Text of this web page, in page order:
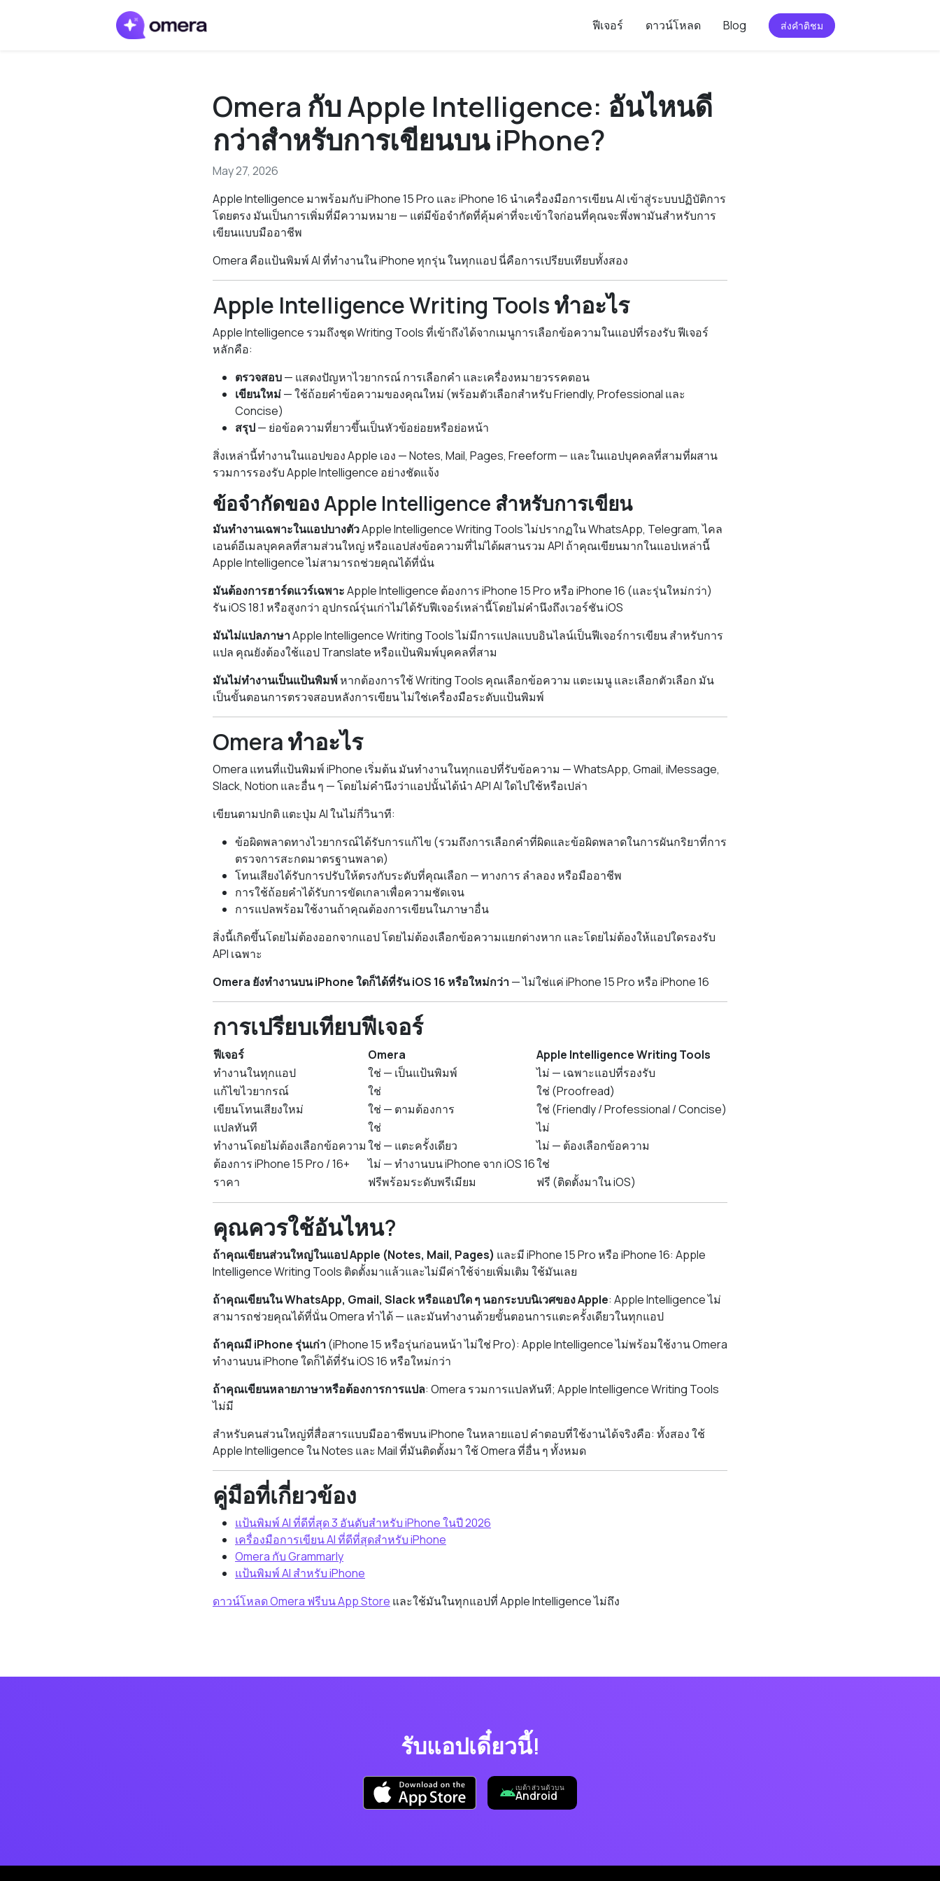
ฟีเจอร์ ดาวน์โหลด Blog ส่งคำติชม
Omera กับ Apple Intelligence: อันไหนดี
กว่าสำหรับการเขียนบน iPhone?
May 27, 2026
Apple Intelligence มาพร้อมกับ iPhone 15 Pro และ iPhone 16 นำเครื่องมือการเขียน AI เข้าสู่ระบบปฏิบัติการ
โดยตรง มันเป็นการเพิ่มที่มีความหมาย — แต่มีข้อจำกัดที่คุ้มค่าที่จะเข้าใจก่อนที่คุณจะพึ่งพามันสำหรับการ
เขียนแบบมืออาชีพ
Omera คือแป้นพิมพ์ AI ที่ทำงานใน iPhone ทุกรุ่น ในทุกแอป นี่คือการเปรียบเทียบทั้งสอง
Apple Intelligence Writing Tools ทำอะไร
Apple Intelligence รวมถึงชุด Writing Tools ที่เข้าถึงได้จากเมนูการเลือกข้อความในแอปที่รองรับ ฟีเจอร์
หลักคือ:
ตรวจสอบ— แสดงปัญหาไวยากรณ์ การเลือกคำ และเครื่องหมายวรรคตอน
เขียนใหม่— ใช้ถ้อยคำข้อความของคุณใหม่ (พร้อมตัวเลือกสำหรับ Friendly, Professional และ
Concise)
สรุป— ย่อข้อความที่ยาวขึ้นเป็นหัวข้อย่อยหรือย่อหน้า
สิ่งเหล่านี้ทำงานในแอปของ Apple เอง — Notes, Mail, Pages, Freeform — และในแอปบุคคลที่สามที่ผสาน
รวมการรองรับ Apple Intelligence อย่างชัดแจ้ง
ข้อจำกัดของ Apple Intelligence สำหรับการเขียน
มันทำงานเฉพาะในแอปบางตัวApple Intelligence Writing Tools ไม่ปรากฏใน WhatsApp, Telegram, ไคล
เอนต์อีเมลบุคคลที่สามส่วนใหญ่ หรือแอปส่งข้อความที่ไม่ได้ผสานรวม API ถ้าคุณเขียนมากในแอปเหล่านี้
Apple Intelligence ไม่สามารถช่วยคุณได้ที่นั่น
มันต้องการฮาร์ดแวร์เฉพาะApple Intelligence ต้องการ iPhone 15 Pro หรือ iPhone 16 (และรุ่นใหม่กว่า)
รัน iOS 18.1 หรือสูงกว่า อุปกรณ์รุ่นเก่าไม่ได้รับฟีเจอร์เหล่านี้โดยไม่คำนึงถึงเวอร์ชัน iOS
มันไม่แปลภาษาApple Intelligence Writing Tools ไม่มีการแปลแบบอินไลน์เป็นฟีเจอร์การเขียน สำหรับการ
แปล คุณยังต้องใช้แอป Translate หรือแป้นพิมพ์บุคคลที่สาม
มันไม่ทำงานเป็นแป้นพิมพ์หากต้องการใช้ Writing Tools คุณเลือกข้อความ แตะเมนู และเลือกตัวเลือก มัน
เป็นขั้นตอนการตรวจสอบหลังการเขียน ไม่ใช่เครื่องมือระดับแป้นพิมพ์
Omera ทำอะไร
Omera แทนที่แป้นพิมพ์ iPhone เริ่มต้น มันทำงานในทุกแอปที่รับข้อความ — WhatsApp, Gmail, iMessage,
Slack, Notion และอื่น ๆ — โดยไม่คำนึงว่าแอปนั้นได้นำ API AI ใดไปใช้หรือเปล่า
เขียนตามปกติ แตะปุ่ม AI ในไม่กี่วินาที:
ข้อผิดพลาดทางไวยากรณ์ได้รับการแก้ไข (รวมถึงการเลือกคำที่ผิดและข้อผิดพลาดในการผันกริยาที่การ
ตรวจการสะกดมาตรฐานพลาด)
โทนเสียงได้รับการปรับให้ตรงกับระดับที่คุณเลือก — ทางการ ลำลอง หรือมืออาชีพ
การใช้ถ้อยคำได้รับการขัดเกลาเพื่อความชัดเจน
การแปลพร้อมใช้งานถ้าคุณต้องการเขียนในภาษาอื่น
สิ่งนี้เกิดขึ้นโดยไม่ต้องออกจากแอป โดยไม่ต้องเลือกข้อความแยกต่างหาก และโดยไม่ต้องให้แอปใดรองรับ
API เฉพาะ
Omera ยังทำงานบน iPhone ใดก็ได้ที่รัน iOS 16 หรือใหม่กว่า— ไม่ใช่แค่ iPhone 15 Pro หรือ iPhone 16
การเปรียบเทียบฟีเจอร์
ฟีเจอร์ Omera
Apple Intelligence Writing Tools
ทำงานในทุกแอป
ใช่ — เป็นแป้นพิมพ์
ไม่ — เฉพาะแอปที่รองรับ
แก้ไขไวยากรณ์
ใช่
ใช่ (Proofread)
เขียนโทนเสียงใหม่
ใช่ — ตามต้องการ
ใช่ (Friendly / Professional / Concise)
แปลทันที
ใช่
ไม่
ทำงานโดยไม่ต้องเลือกข้อความใช่ — แตะครั้งเดียว
ไม่ — ต้องเลือกข้อความ
ต้องการ iPhone 15 Pro / 16+
ไม่ — ทำงานบน iPhone จาก iOS 16ใช่
ราคา
ฟรีพร้อมระดับพรีเมียม ฟรี (ติดตั้งมาใน iOS)
คุณควรใช้อันไหน?
ถ้าคุณเขียนส่วนใหญ่ในแอป Apple (Notes, Mail, Pages) และมี iPhone 15 Pro หรือ iPhone 16: Apple
Intelligence Writing Tools ติดตั้งมาแล้วและไม่มีค่าใช้จ่ายเพิ่มเติม ใช้มันเลย
ถ้าคุณเขียนใน WhatsApp, Gmail, Slack หรือแอปใด ๆ นอกระบบนิเวศของ Apple: Apple Intelligence ไม่
สามารถช่วยคุณได้ที่นั่น Omera ทำได้ — และมันทำงานด้วยขั้นตอนการแตะครั้งเดียวในทุกแอป
ถ้าคุณมี iPhone รุ่นเก่า(iPhone 15 หรือรุ่นก่อนหน้า ไม่ใช่ Pro): Apple Intelligence ไม่พร้อมใช้งาน Omera
ทำงานบน iPhone ใดก็ได้ที่รัน iOS 16 หรือใหม่กว่า
ถ้าคุณเขียนหลายภาษาหรือต้องการการแปล: Omera รวมการแปลทันที; Apple Intelligence Writing Tools
ไม่มี
สำหรับคนส่วนใหญ่ที่สื่อสารแบบมืออาชีพบน iPhone ในหลายแอป คำตอบที่ใช้งานได้จริงคือ: ทั้งสอง ใช้
Apple Intelligence ใน Notes และ Mail ที่มันติดตั้งมา ใช้ Omera ที่อื่น ๆ ทั้งหมด
คู่มือที่เกี่ยวข้อง
แป้นพิมพ์ AI ที่ดีที่สุด 3 อันดับสำหรับ iPhone ในปี 2026
เครื่องมือการเขียน AI ที่ดีที่สุดสำหรับ iPhone
Omera กับ Grammarly
แป้นพิมพ์ AI สำหรับ iPhone
ดาวน์โหลด Omera ฟรีบน App Store และใช้มันในทุกแอปที่ Apple Intelligence ไม่ถึง
รับแอปเดี๋ยวนี้!
เบต้าส่วนตัวบน
Android